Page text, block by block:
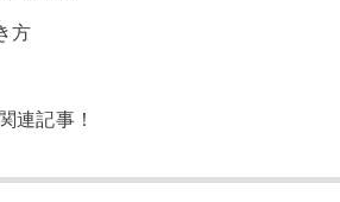
方
連記事！